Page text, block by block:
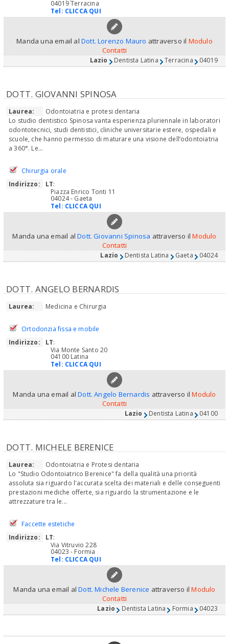
04019 Terracina
Tel: CLICCA QUI
Manda una email al Dott. Lorenzo Mauro attraverso il Modulo
Contatti
Lazio Dentista Latina Terracina 04019
DOTT. GIOVANNI SPINOSA
Laurea:
Odontoiatria e protesi dentaria
Lo studio dentistico Spinosa vanta esperienza pluriennale in laboratori
odontotecnici, studi dentistici, cliniche universitarie estere, ospedali e
scuole, che hanno permesso di maturare una visione dell’odontoiatria
a 360°. Le...
Chirurgia orale
Indirizzo:
LT:
Piazza Enrico Tonti 11
04024 - Gaeta
Tel: CLICCA QUI
Manda una email alDott. Giovanni Spinosa attraverso ilModulo
Contatti
Lazio Dentista Latina Gaeta 04024
DOTT. ANGELO BERNARDIS
Laurea: Medicina e Chirurgia
Ortodonzia fissa e mobile
Indirizzo:
LT:
Via Monte Santo 20
04100 Latina
Tel: CLICCA QUI
Manda una email alDott. Angelo Bernardis attraverso ilModulo
Contatti
Lazio Dentista Latina 04100
DOTT. MICHELE BERENICE
Laurea:
Odontoiatria e Protesi dentaria
Lo "Studio Odontoiatrico Berenice" fa della qualità una priorità
assoluta sia riguardo l'accurata scelta dei materiali e delle conseguenti
prestazioni mediche offerte, sia riguardo la strumentazione e le
attrezzature tra le...
Faccette estetiche
Indirizzo:
LT:
Via Vitruvio 228
04023 - Formia
Tel: CLICCA QUI
Manda una email alDott. Michele Berenice attraverso ilModulo
Contatti
Lazio Dentista Latina Formia 04023